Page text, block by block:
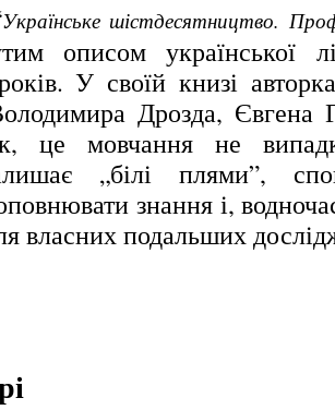
Українське шістдесятництво.
описом української
У своїй книзі
Дрозда, Євгена
це мовчання не
„білі плями”,
знання і,
власних подальших